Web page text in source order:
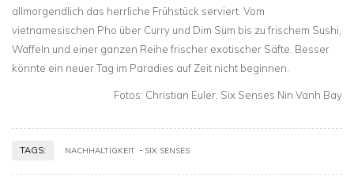
allmorgendlich das herrliche Frühstück serviert. Vom
vietnamesischen Pho über Curry und Dim Sum bis zu frischem Sushi,
Waffeln und einer ganzen Reihe frischer exotischer Säfte. Besser
könnte ein neuer Tag im Paradies auf Zeit nicht beginnen.
Fotos: Christian Euler, Six Senses Nin Vanh Bay
TAGS: NACHHALTIGKEIT SIX SENSES